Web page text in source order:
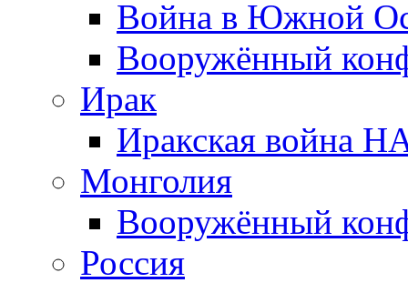
Война в Южной
Вооружённый
Ирак
Иракская война
Монголия
Вооружённый
Россия